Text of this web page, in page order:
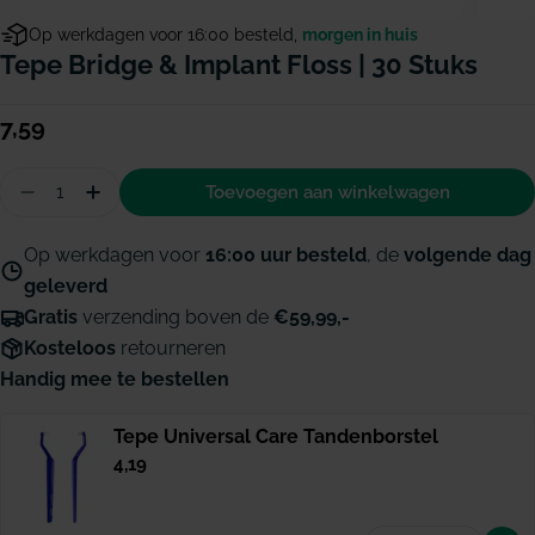
Op werkdagen voor 16:00 besteld, morgen in huis
Tepe Bridge & Implant Floss | 30 Stuks
Normale
7,59
Hoeveelheid
Aantal verminderen voor TePe Bridge &amp;
Hoeveelheid verhogen voor TePe Bridge
Toevoegen aan winkelwagen
Op werkdagen voor 16:00 uur besteld, de volgende dag
geleverd
Gratis verzending boven de €59,99,-
Kosteloos retourneren
Handig mee te bestellen
Tepe Universal Care Tandenborstel
Normale
4,19